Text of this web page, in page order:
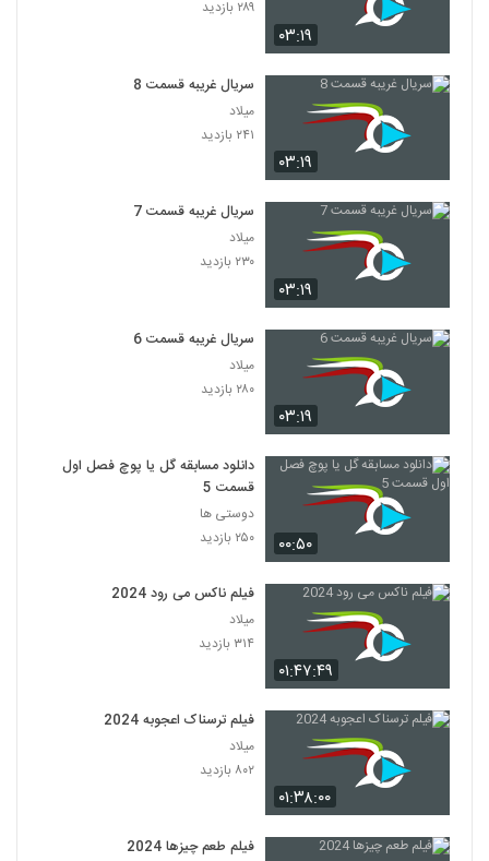
۰۳:۱۹
۲۸۹ بازدید
۰۳:۱۹
سریال غریبه قسمت 8
میلاد
۲۴۱ بازدید
۰۳:۱۹
سریال غریبه قسمت 7
میلاد
۲۳۰ بازدید
۰۳:۱۹
سریال غریبه قسمت 6
میلاد
۲۸۰ بازدید
۰۰:۵۰
دانلود مسابقه گل یا پوچ فصل اول
قسمت 5
دوستی ها
۲۵۰ بازدید
۰۱:۴۷:۴۹
فیلم ناکس می رود 2024
میلاد
۳۱۴ بازدید
۰۱:۳۸:۰۰
فیلم ترسناک اعجوبه 2024
میلاد
۸۰۲ بازدید
فیلم طعم چیزها 2024